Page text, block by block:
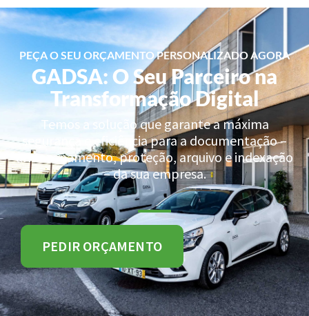
PEÇA O SEU ORÇAMENTO PERSONALIZADO AGORA
GADSA: O Seu Parceiro na
Transformação Digital
Temos a solução que garante a máxima
segurança e eficiência para a documentação –
armazenamento, proteção, arquivo e indexação
– da sua empresa.
PEDIR ORÇAMENTO